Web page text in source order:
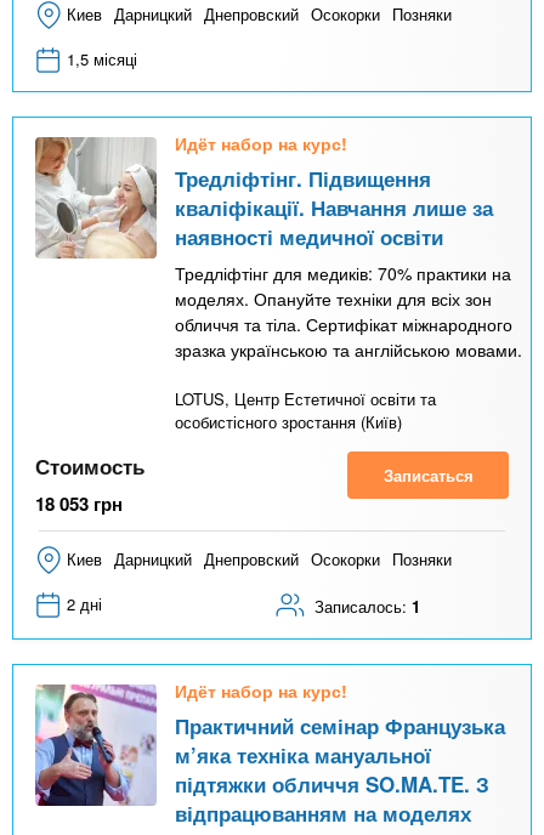
Киев Дарницкий Днепровский Осокорки Позняки
1,5 місяці
Идёт набор на курс!
Тредліфтінг. Підвищення
кваліфікації. Навчання лише за
наявності медичної освіти
Тредліфтінг для медиків: 70% практики на
моделях. Опануйте техніки для всіх зон
обличчя та тіла. Сертифікат міжнародного
зразка українською та англійською мовами.
LOTUS, Центр Естетичної освіти та
особистісного зростання (Київ)
Стоимость
18 053 грн
Записаться
Киев Дарницкий Днепровский Осокорки Позняки
2 дні
Записалось: 1
Идёт набор на курс!
Практичний семінар Французька
м’яка техніка мануальної
підтяжки обличчя SO.MA.TE. З
відпрацюванням на моделях